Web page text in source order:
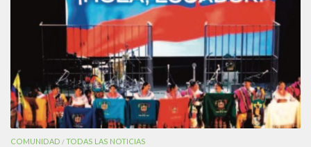
COMUNIDAD /TODAS LAS NOTICIAS